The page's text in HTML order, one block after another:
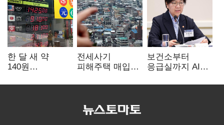
한 달 새 약
140원
엔저'에 원화
전세사기
피해주택 매입
누적 피해자
보건소부터
응급실까지 AI
혁신 본격화